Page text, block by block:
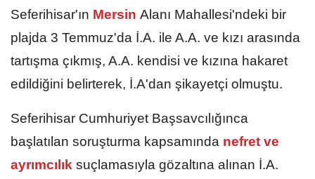
Seferihisar'ın Mersin Alanı Mahallesi'ndeki bir
plajda 3 Temmuz'da İ.A. ile A.A. ve kızı arasında
tartışma çıkmış, A.A. kendisi ve kızına hakaret
edildiğini belirterek, İ.A'dan şikayetçi olmuştu.
Seferihisar Cumhuriyet Başsavcılığınca
başlatılan soruşturma kapsamında nefret ve
ayrımcılık suçlamasıyla gözaltına alınan İ.A.